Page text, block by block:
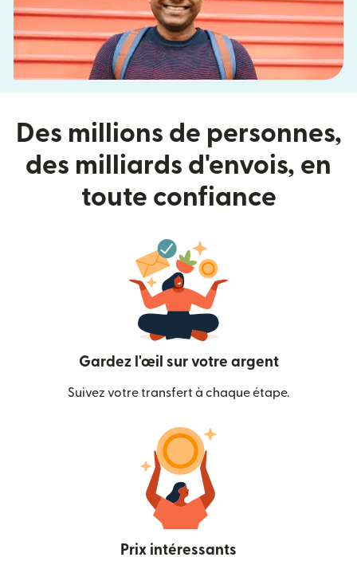
Des millions de personnes,
des milliards d'envois, en
toute confiance
Gardez l'œil sur votre argent
Suivez votre transfert à chaque étape.
Prix intéressants